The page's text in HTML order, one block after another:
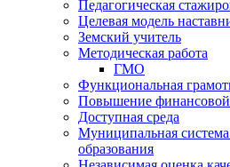
Педагогическая
Целевая модель
Земский учитель
Методическая работа
ГМО
Функциональная
Повышение финансовой
Доступная среда
Муниципальная система
образования